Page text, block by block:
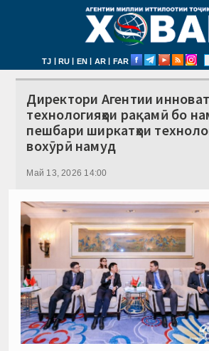
TJ | RU | EN | AR | FAR
Директори Агентии
технологияҳои рақамӣ бо
пешбари ширкатҳои
вохӯрӣ намуд
Май 13, 2026 14:00